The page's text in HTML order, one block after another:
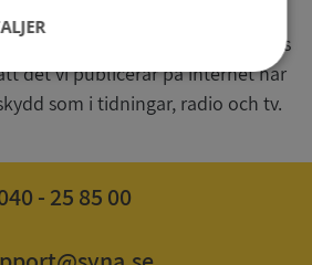
www.syna.se ett av
radio och tv s.k. utgivningsbevis
det vi publicerar på internet har
som i tidningar, radio och tv.
- 25 85 00
Prestanda Inriktning